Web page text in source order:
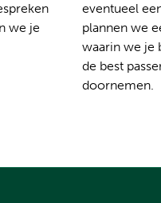
we je
eventueel
plannen we
waarin we je
de best
doornemen.